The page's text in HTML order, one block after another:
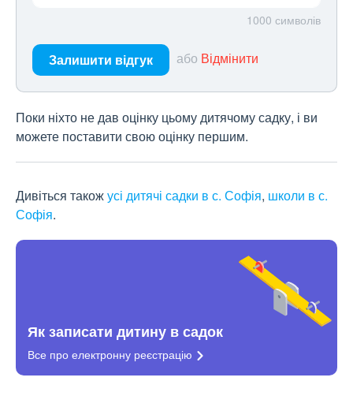
1000 символів
Залишити відгук або Відмінити
Поки ніхто не дав оцінку цьому дитячому садку, і ви
можете поставити свою оцінку першим.
Дивіться такожусі дитячі садки в с. Софія, школи в с.
Софія.
Як записати дитину в садок
Все про електронну реєстрацію